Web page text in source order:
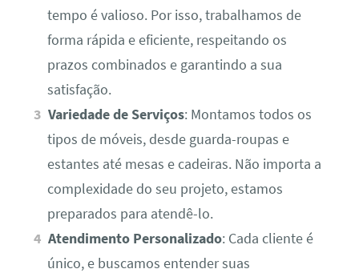
tempo é valioso. Por isso, trabalhamos de
forma rápida e eficiente, respeitando os
prazos combinados e garantindo a sua
satisfação.
Variedade de Serviços: Montamos todos os
tipos de móveis, desde guarda-roupas e
estantes até mesas e cadeiras. Não importa a
complexidade do seu projeto, estamos
preparados para atendê-lo.
Atendimento Personalizado: Cada cliente é
único, e buscamos entender suas